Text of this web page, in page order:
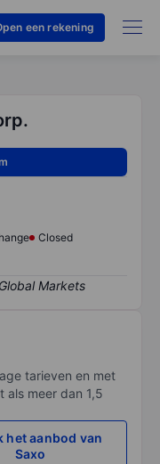
een rekening
Closed
tarieven en met
als meer dan 1,5
het aanbod van
Saxo